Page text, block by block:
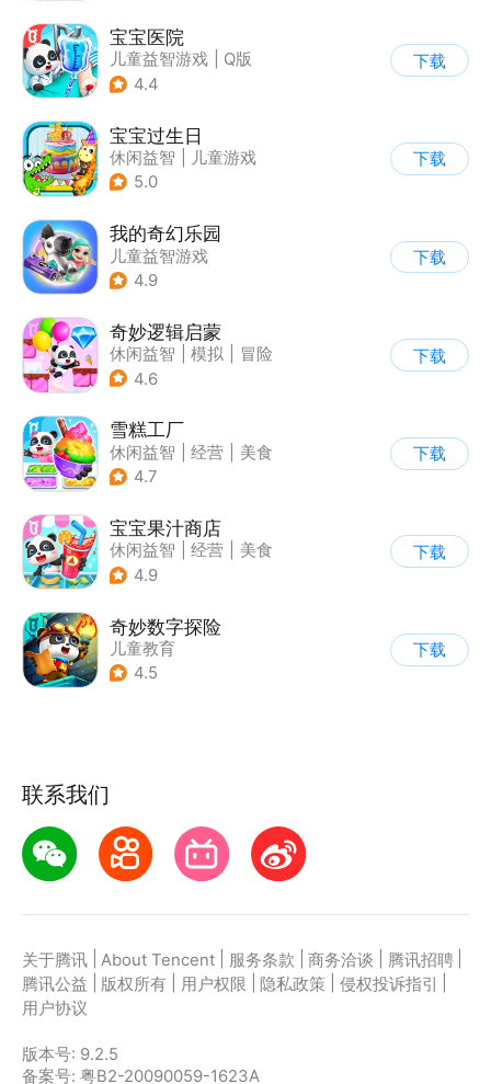
宝宝医院
儿童益智游戏
Q版
4.4
下载
宝宝过生日
休闲益智
儿童游戏
5.0
下载
我的奇幻乐园
儿童益智游戏
4.9
下载
奇妙逻辑启蒙
休闲益智 模拟
冒险
| 宝宝巴士
4.6
下载
雪糕工厂
休闲益智 经营
美食
| 宝宝巴士
4.7
下载
宝宝果汁商店
休闲益智 经营
美食
| 宝宝巴士
4.9
下载
奇妙数字探险
儿童教育
| 儿童益智游戏
4.5
下载
联系我们
关于腾讯 About Tencent 服务条款 商务洽谈 腾讯招聘
腾讯公益
版权所有 用户权限 隐私政策 侵权投诉指引
用户协议
版本号: 9.2.5
备案号: 粤B2-20090059-1623A